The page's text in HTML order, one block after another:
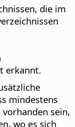
die im
erkannt.
mindestens
sein,
wo es sich